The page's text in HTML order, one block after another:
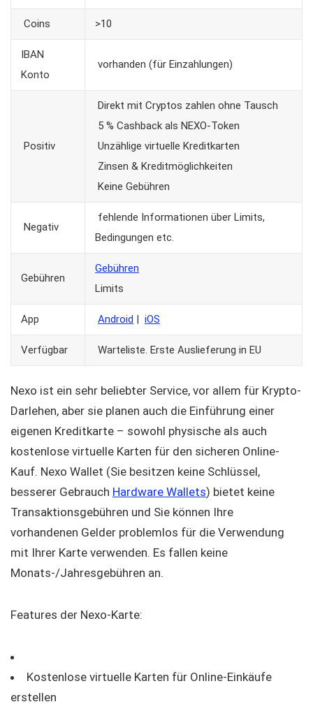
Coins >10
IBAN
Konto
vorhanden (für Einzahlungen)
Positiv
Direkt mit Cryptos zahlen ohne Tausch
5 % Cashback als NEXO-Token
Unzählige virtuelle Kreditkarten
Zinsen & Kreditmöglichkeiten
Keine Gebühren
Negativ
fehlende Informationen über Limits,
Bedingungen etc.
Gebühren
Gebühren
Limits
App Android | iOS
Verfügbar Warteliste. Erste Auslieferung in EU
Nexo ist ein sehr beliebter Service, vor allem für Krypto-
Darlehen, aber sie planen auch die Einführung einer
eigenen Kreditkarte – sowohl physische als auch
kostenlose virtuelle Karten für den sicheren Online-
Kauf. Nexo Wallet (Sie besitzen keine Schlüssel,
besserer Gebrauch Hardware Wallets) bietet keine
Transaktionsgebühren und Sie können Ihre
vorhandenen Gelder problemlos für die Verwendung
mit Ihrer Karte verwenden. Es fallen keine
Monats-/Jahresgebühren an.
Features der Nexo-Karte:
Kostenlose virtuelle Karten für Online-Einkäufe
erstellen